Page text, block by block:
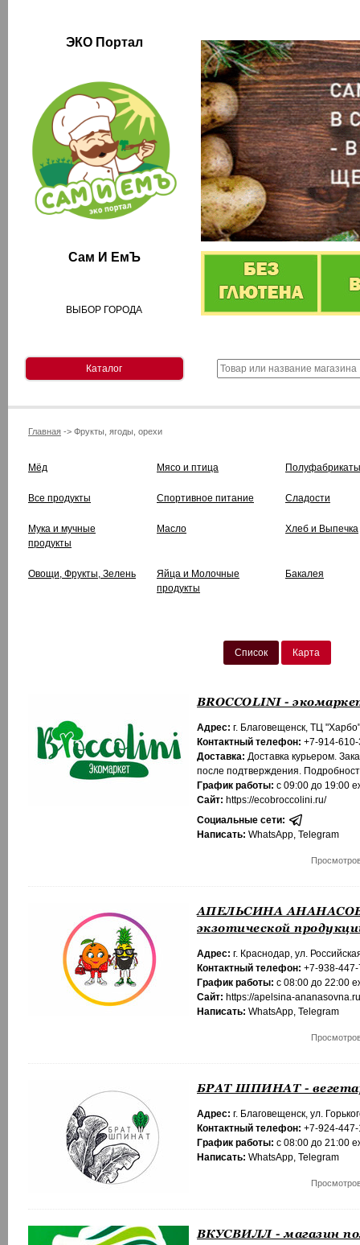
ЭКО Портал
Сам И ЕмЪ
ВЫБОР ГОРОДА
Каталог
Главная -> Фрукты, ягоды, орехи
Мёд Мясо и птица Полуфабрикаты
Все продукты Спортивное питание Сладости
Мука и мучные
продукты
Масло Хлеб и Выпечка
Овощи, Фрукты, Зелень
Яйца и Молочные
продукты
Бакалея
Список Карта
BROCCOLINI -
Адрес: г. Благовещенск, ТЦ
Контактный телефон: +7-914-
Доставка: Доставка курьером.
после подтверждения.
График работы: с 09:00 до 19:00
Сайт: https://ecobroccolini.ru/
Социальные сети:
Написать: WhatsApp, Telegram
АПЕЛЬСИНА
экзотической
Адрес: г. Краснодар, ул.
Контактный телефон: +7-938-
График работы: с 08:00 до 22:00
Сайт: https://apelsina-
Написать: WhatsApp, Telegram
БРАТ ШПИНАТ -
Адрес: г. Благовещенск, ул.
Контактный телефон: +7-924-
График работы: с 08:00 до 21:00
Написать: WhatsApp, Telegram
ВКУСВИЛЛ - магазин